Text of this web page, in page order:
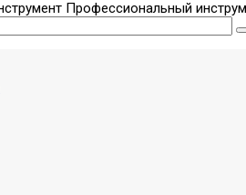
Профессиональный